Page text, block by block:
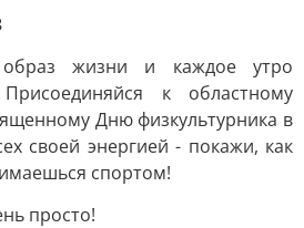
жизни и каждое утро
к областному
Дню физкультурника в
своей энергией - покажи, как
спортом!
просто!